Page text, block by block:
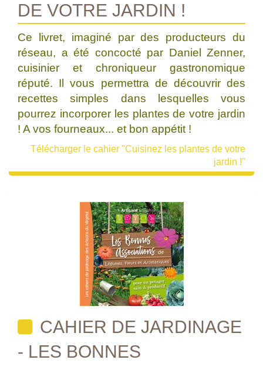
DE VOTRE JARDIN !
Ce livret, imaginé par des producteurs du
réseau, a été concocté par Daniel Zenner,
cuisinier et chroniqueur gastronomique
réputé. Il vous permettra de découvrir des
recettes simples dans lesquelles vous
pourrez incorporer les plantes de votre jardin
! A vos fourneaux... et bon appétit !
Télécharger le cahier "Cuisinez les plantes de votre
jardin !"
CAHIER DE JARDINAGE
- LES BONNES